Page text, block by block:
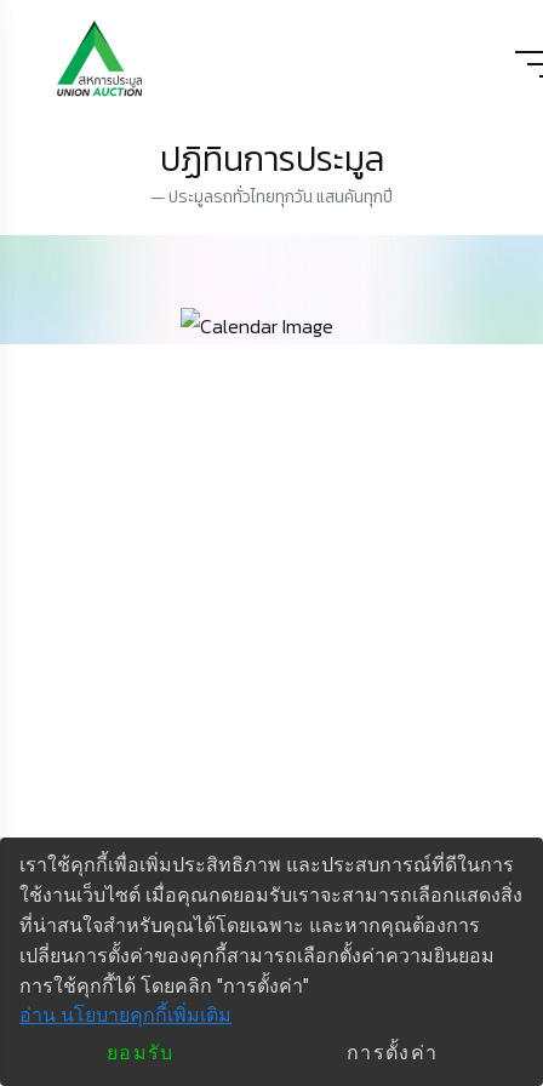
เราใช้คุกกี้เพื่อเพิ่มประสิทธิภาพ และประสบการณ์ที่ดีในการ
ใช้งานเว็บไซต์ เมื่อคุณกดยอมรับเราจะสามารถเลือกแสดงสิ่ง
ที่น่าสนใจสำหรับคุณได้โดยเฉพาะ และหากคุณต้องการ
เปลี่ยนการตั้งค่าของคุกกี้สามารถเลือกตั้งค่าความยินยอม
การใช้คุกกี้ได้ โดยคลิก "การตั้งค่า"
อ่าน นโยบายคุกกี้เพิ่มเติม
ยอมรับ
การตั้งค่า
ปฏิทินการประมูล
ประมูลรถทั่วไทยทุกวัน แสนคันทุกปี